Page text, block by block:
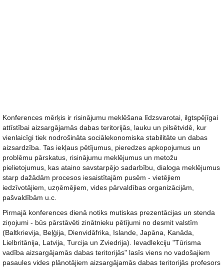
Konferences mērķis ir risinājumu meklēšana līdzsvarotai, ilgtspējīgai
attīstībai aizsargājamās dabas teritorijās, lauku un pilsētvidē, kur
vienlaicīgi tiek nodrošināta sociālekonomiska stabilitāte un dabas
aizsardzība. Tas iekļaus pētījumus, pieredzes apkopojumus un
problēmu pārskatus, risinājumu meklējumus un metožu
pielietojumus, kas ataino savstarpējo sadarbību, dialoga meklējumus
starp dažādām procesos iesaistītajām pusēm - vietējiem
iedzīvotājiem, uzņēmējiem, vides pārvaldības organizācijām,
pašvaldībām u.c.
Pirmajā konferences dienā notiks mutiskas prezentācijas un stenda
ziņojumi - būs pārstāvēti zinātnieku pētījumi no desmit valstīm
(Baltkrievija, Beļģija, Dienvidāfrika, Islande, Japāna, Kanāda,
Lielbritānija, Latvija, Turcija un Zviedrija). Ievadlekciju "Tūrisma
vadība aizsargājamās dabas teritorijās" lasīs viens no vadošajiem
pasaules vides plānotājiem aizsargājamās dabas teritorijās profesors